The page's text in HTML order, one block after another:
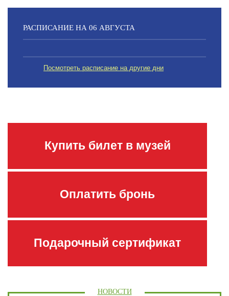
РАСПИСАНИЕ НА 06 АВГУСТА
Посмотреть расписание на другие дни
Купить билет в музей
Оплатить бронь
Подарочный сертификат
НОВОСТИ